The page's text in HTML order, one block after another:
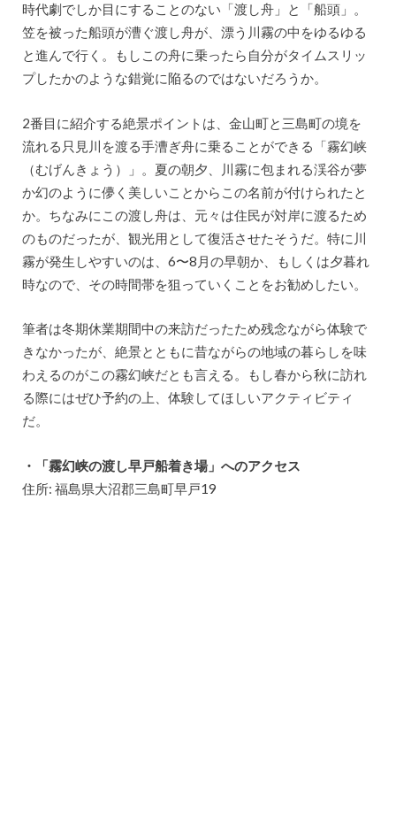
時代劇でしか目にすることのない「渡し舟」と「船頭」。
笠を被った船頭が漕ぐ渡し舟が、漂う川霧の中をゆるゆる
と進んで行く。もしこの舟に乗ったら自分がタイムスリッ
プしたかのような錯覚に陥るのではないだろうか。
2番目に紹介する絶景ポイントは、金山町と三島町の境を
流れる只見川を渡る手漕ぎ舟に乗ることができる「霧幻峡
（むげんきょう）」。夏の朝夕、川霧に包まれる渓谷が夢
か幻のように儚く美しいことからこの名前が付けられたと
か。ちなみにこの渡し舟は、元々は住民が対岸に渡るため
のものだったが、観光用として復活させたそうだ。特に川
霧が発生しやすいのは、6〜8月の早朝か、もしくは夕暮れ
時なので、その時間帯を狙っていくことをお勧めしたい。
筆者は冬期休業期間中の来訪だったため残念ながら体験で
きなかったが、絶景とともに昔ながらの地域の暮らしを味
わえるのがこの霧幻峡だとも言える。もし春から秋に訪れ
る際にはぜひ予約の上、体験してほしいアクティビティ
だ。
・「霧幻峡の渡し早戸船着き場」へのアクセス
住所: 福島県大沼郡三島町早戸19